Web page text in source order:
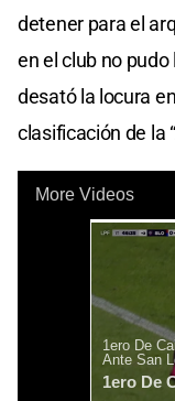
detener para el
en el club no
desató la locura
clasificación de la